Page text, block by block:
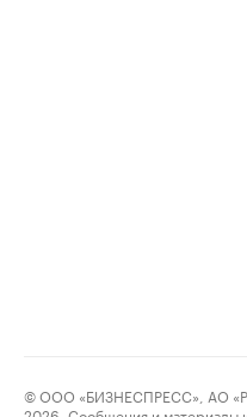
© ООО «БИЗНЕСПРЕСС», АО